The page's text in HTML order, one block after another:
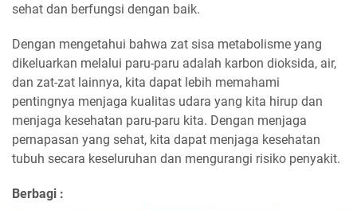
sehat dan berfungsi dengan baik.
Dengan mengetahui bahwa zat sisa metabolisme yang
dikeluarkan melalui paru-paru adalah karbon dioksida, air,
dan zat-zat lainnya, kita dapat lebih memahami
pentingnya menjaga kualitas udara yang kita hirup dan
menjaga kesehatan paru-paru kita. Dengan menjaga
pernapasan yang sehat, kita dapat menjaga kesehatan
tubuh secara keseluruhan dan mengurangi risiko penyakit.
Berbagi :